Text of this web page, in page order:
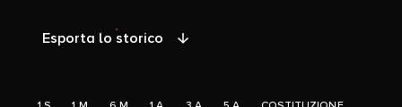
Esporta lo storico